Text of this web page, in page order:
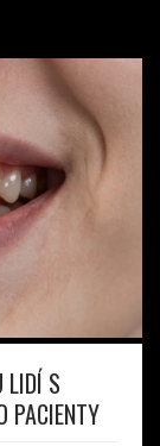
LIDÍ S
PACIENTY